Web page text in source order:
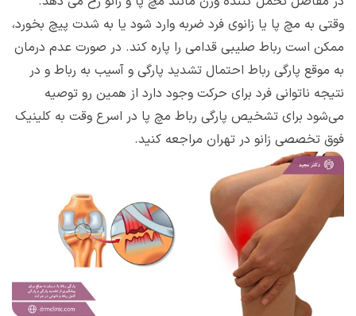
وقتی به مچ پا یا زانوی فرد ضربه وارد شود یا به شدت پیچ بخورد،
ممکن است رباط صلیبی قدامی را پاره کند. در صورت عدم درمان
به موقع پارگی رباط احتمال تشدید پارگی و آسیب به رباط و در
نتیجه ناتوانی فرد برای حرکت وجود دارد از همین رو توصیه
می‌شود برای تشخیص پارگی رباط مچ پا در اسرع وقت به کلینیک
فوق تخصصی زانو در تهران مراجعه کنید.